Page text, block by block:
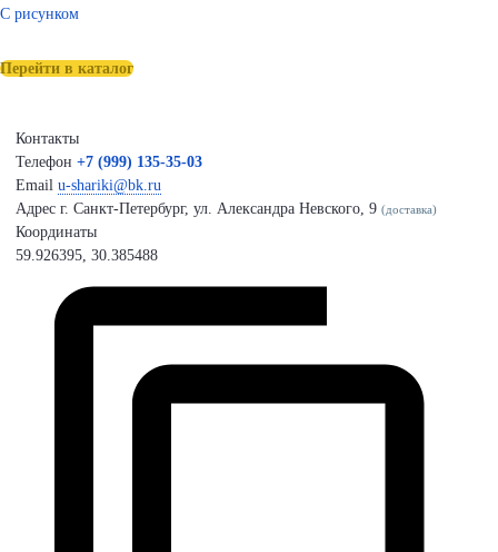
С рисунком
Перейти в каталог
Контакты
Телефон +7 (999) 135-35-03
Email u-shariki@bk.ru
Адрес г. Санкт-Петербург, ул. Александра Невского, 9 (доставка)
Координаты
59.926395, 30.385488